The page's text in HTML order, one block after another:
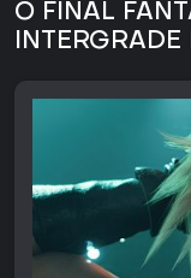
O FINAL